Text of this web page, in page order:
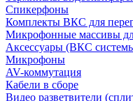
Спикерфоны
Комплекты ВКС для
Микрофонные массивы
Аксессуары (ВКС
Микрофоны
AV-коммутация
Кабели в сборе
Видео разветвители